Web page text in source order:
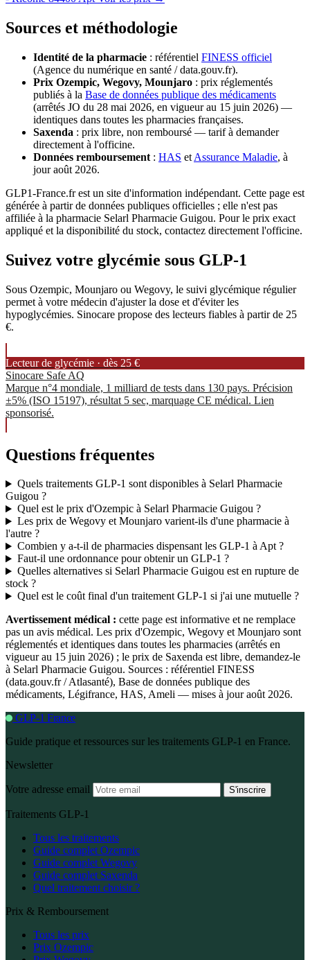
Sources et méthodologie
Identité de la pharmacie : référentiel FINESS officiel
(Agence du numérique en santé / data.gouv.fr).
Prix Ozempic, Wegovy, Mounjaro : prix réglementés
publiés à la Base de données publique des médicaments
(arrêtés JO du 28 mai 2026, en vigueur au 15 juin 2026) —
identiques dans toutes les pharmacies françaises.
Saxenda : prix libre, non remboursé — tarif à demander
directement à l'officine.
Données remboursement : HAS et Assurance Maladie, à
jour août 2026.
GLP1-France.fr est un site d'information indépendant. Cette page est
générée à partir de données publiques officielles ; elle n'est pas
affiliée à la pharmacie Selarl Pharmacie Guigou. Pour le prix exact
appliqué et la disponibilité du stock, contactez directement l'officine.
Suivez votre glycémie sous GLP-1
Sous Ozempic, Mounjaro ou Wegovy, le suivi glycémique régulier
permet à votre médecin d'ajuster la dose et d'éviter les
hypoglycémies. Sinocare propose des lecteurs fiables à partir de 25
€.
Lecteur de glycémie · dès 25 €
Sinocare Safe AQ
Marque n°4 mondiale, 1 milliard de tests dans 130 pays. Précision
±5% (ISO 15197), résultat 5 sec, marquage CE médical. Lien
sponsorisé.
Questions fréquentes
Quels traitements GLP-1 sont disponibles à Selarl Pharmacie
Guigou ?
Quel est le prix d'Ozempic à Selarl Pharmacie Guigou ?
Les prix de Wegovy et Mounjaro varient-ils d'une pharmacie à
l'autre ?
Combien y a-t-il de pharmacies dispensant les GLP-1 à Apt ?
Faut-il une ordonnance pour obtenir un GLP-1 ?
Quelles alternatives si Selarl Pharmacie Guigou est en rupture de
stock ?
Quel est le coût final d'un traitement GLP-1 si j'ai une mutuelle ?
Avertissement médical : cette page est informative et ne remplace
pas un avis médical. Les prix d'Ozempic, Wegovy et Mounjaro sont
réglementés et identiques dans toutes les pharmacies (arrêtés en
vigueur au 15 juin 2026) ; le prix de Saxenda est libre, demandez-le
à Selarl Pharmacie Guigou. Sources : référentiel FINESS
(data.gouv.fr / Atlasanté), Base de données publique des
médicaments, Légifrance, HAS, Ameli — mises à jour août 2026.
GLP-1 France
Guide pratique et ressources sur les traitements GLP-1 en France.
Newsletter
Votre adresse email S'inscrire
Traitements GLP-1
Tous les traitements
Guide complet Ozempic
Guide complet Wegovy
Guide complet Saxenda
Quel traitement choisir ?
Prix & Remboursement
Tous les prix
Prix Ozempic